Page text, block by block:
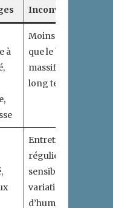
Inconvénients
à
Moins durable
que le bois
massif sur le
long terme
Entretien
régulier et
sensible aux
variations
d’humidité